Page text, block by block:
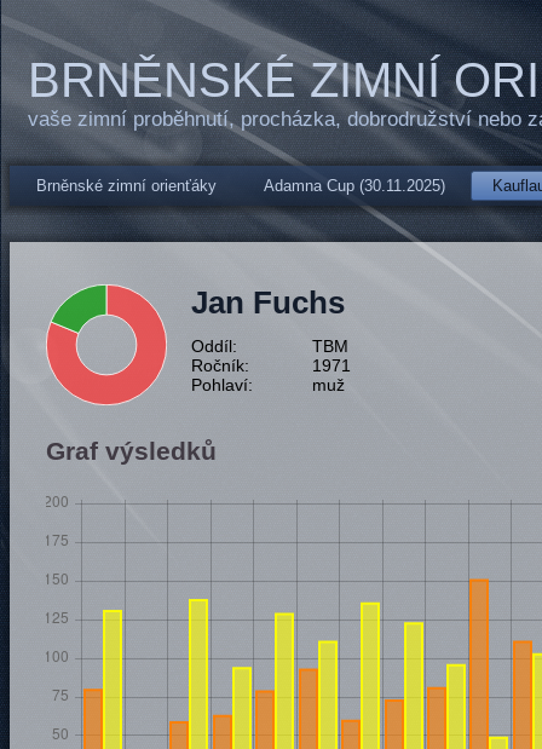
BRNĚNSKÉ ZIMNÍ
vaše zimní proběhnutí, procházka, dobrodružství nebo
Brněnské zimní orienťáky Adamna Cup (30.11.2025)
Jan Fuchs
Oddíl:
TBM
Ročník:
1971
Pohlaví:
muž
Graf výsledků